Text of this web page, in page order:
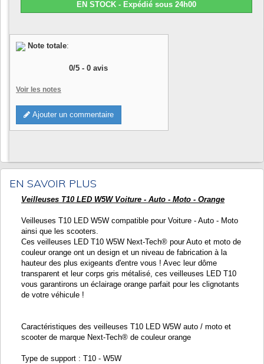
EN STOCK - Expédié sous 24h00
Note totale:
0/5 - 0 avis
Voir les notes
Ajouter un commentaire
EN SAVOIR PLUS
Veilleuses T10 LED W5W Voiture - Auto - Moto - Orange
Veilleuses T10 LED W5W compatible pour Voiture - Auto - Moto
ainsi que les scooters.
Ces veilleuses LED T10 W5W Next-Tech® pour Auto et moto de
couleur orange ont un design et un niveau de fabrication à la
hauteur des plus exigeants d'entre vous ! Avec leur dôme
transparent et leur corps gris métalisé, ces veilleuses LED T10
vous garantirons un éclairage orange parfait pour les clignotants
de votre véhicule !
Caractéristiques des veilleuses T10 LED W5W auto / moto et
scooter de marque Next-Tech® de couleur orange
Type de support : T10 - W5W